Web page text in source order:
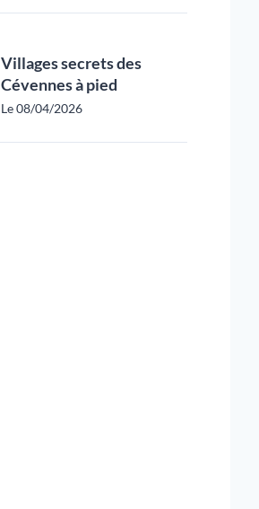
Villages secrets des
Cévennes à pied
Le 08/04/2026